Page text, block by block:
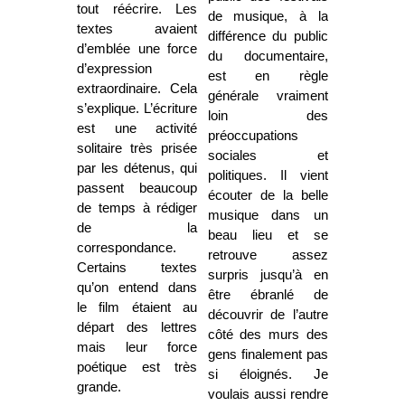
tout réécrire. Les
textes avaient
d’emblée une force
d’expression
extraordinaire. Cela
s’explique. L’écriture
est une activité
solitaire très prisée
par les détenus, qui
passent beaucoup
de temps à rédiger
de la
correspondance.
Certains textes
qu’on entend dans
le film étaient au
départ des lettres
mais leur force
poétique est très
grande.
de musique, à la
différence du public
du documentaire,
est en règle
générale vraiment
loin des
préoccupations
sociales et
politiques. Il vient
écouter de la belle
musique dans un
beau lieu et se
retrouve assez
surpris jusqu’à en
être ébranlé de
découvrir de l’autre
côté des murs des
gens finalement pas
si éloignés. Je
voulais aussi rendre